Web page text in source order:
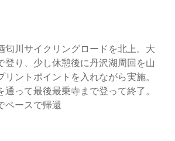
匂川サイクリングロードを北上。大
登り、少し休憩後に丹沢湖周回を山
ントポイントを入れながら実施。
通って最後最乗寺まで登って終了。
ペースで帰還